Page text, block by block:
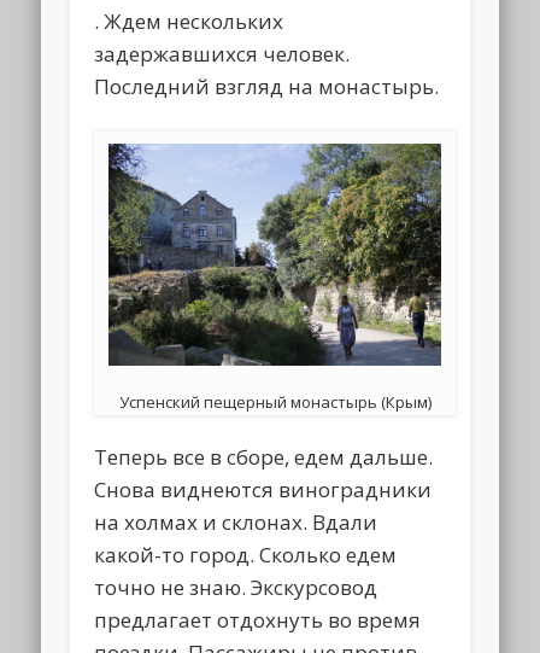
. Ждем нескольких
задержавшихся человек.
Последний взгляд на монастырь.
Успенский пещерный монастырь (Крым)
Теперь все в сборе, едем дальше.
Снова виднеются виноградники
на холмах и склонах. Вдали
какой-то город. Сколько едем
точно не знаю. Экскурсовод
предлагает отдохнуть во время